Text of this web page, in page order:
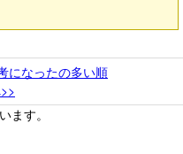
になったの多い順
ます。